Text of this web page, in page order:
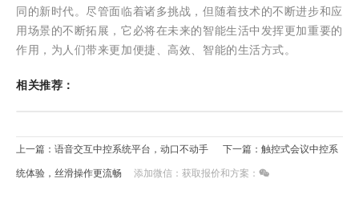
同的新时代。尽管面临着诸多挑战，但随着技术的不断进步和应
用场景的不断拓展，它必将在未来的智能生活中发挥更加重要的
作用，为人们带来更加便捷、高效、智能的生活方式。
相关推荐：
上一篇：语音交互中控系统平台，动口不动手 下一篇：触控式会议中控系
统体验，丝滑操作更流畅 添加微信：获取报价和方案：